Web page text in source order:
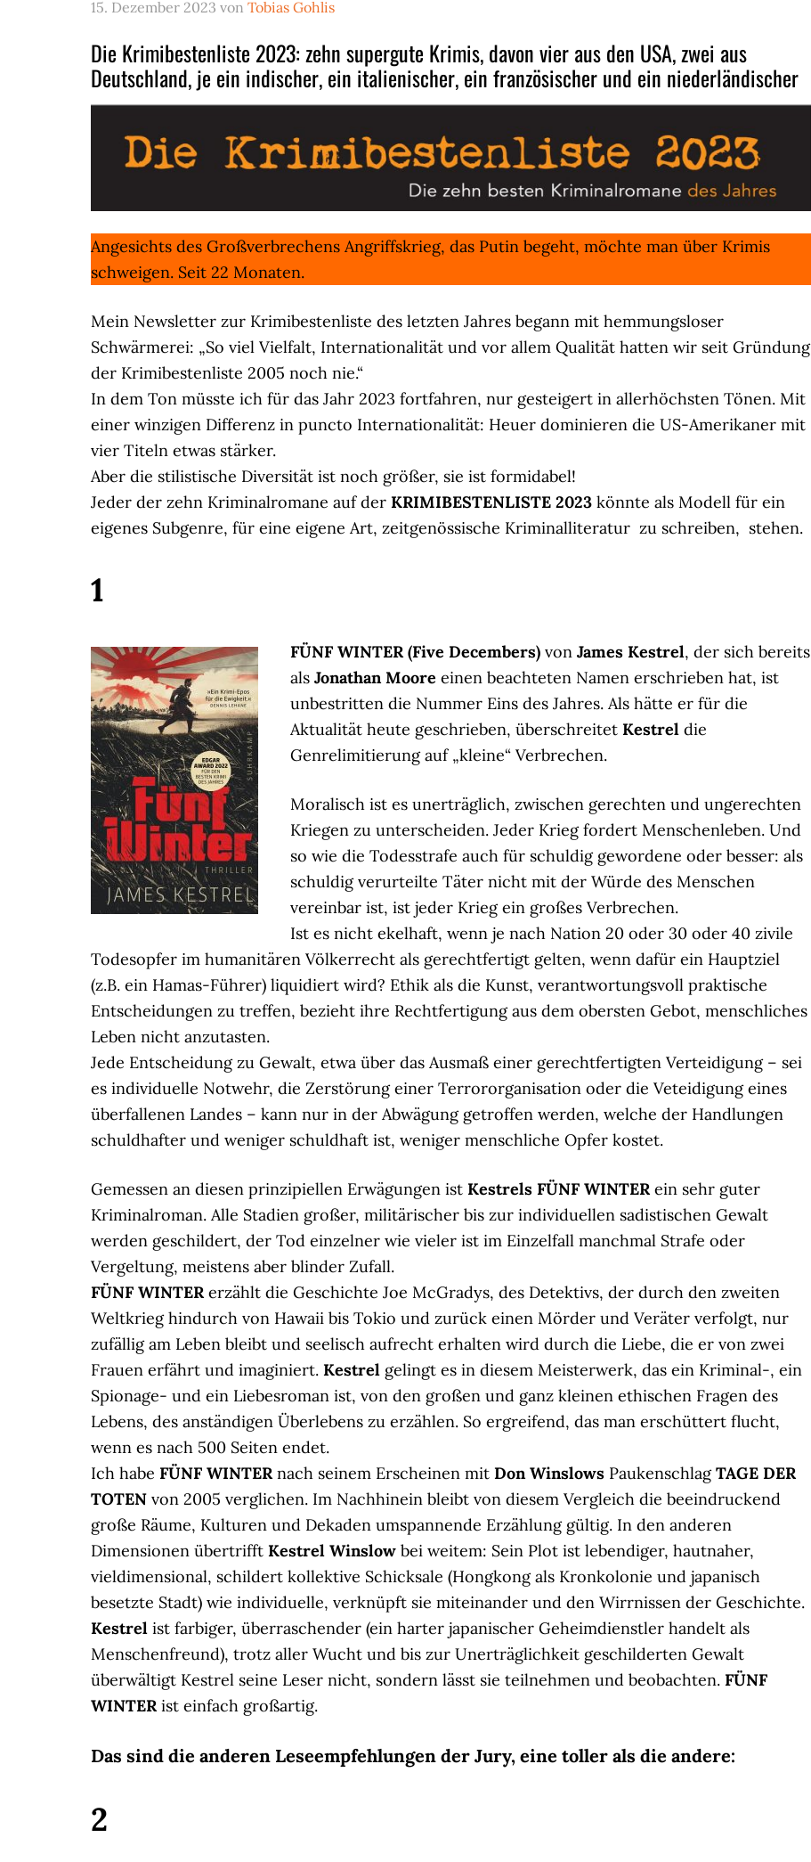
15. Dezember 2023 von Tobias Gohlis
Die Krimibestenliste 2023: zehn supergute Krimis, davon vier aus den USA, zwei aus
Deutschland, je ein indischer, ein italienischer, ein französischer und ein niederländischer
Angesichts des Großverbrechens Angriffskrieg, das Putin begeht, möchte man über Krimis
schweigen. Seit 22 Monaten.
Mein Newsletter zur Krimibestenliste des letzten Jahres begann mit hemmungsloser
Schwärmerei: „So viel Vielfalt, Internationalität und vor allem Qualität hatten wir seit Gründung
der Krimibestenliste 2005 noch nie.“
In dem Ton müsste ich für das Jahr 2023 fortfahren, nur gesteigert in allerhöchsten Tönen. Mit
einer winzigen Differenz in puncto Internationalität: Heuer dominieren die US-Amerikaner mit
vier Titeln etwas stärker.
Aber die stilistische Diversität ist noch größer, sie ist formidabel!
Jeder der zehn Kriminalromane auf der KRIMIBESTENLISTE 2023 könnte als Modell für ein
eigenes Subgenre, für eine eigene Art, zeitgenössische Kriminalliteratur zu schreiben, stehen.
1
FÜNF WINTER (Five Decembers) von James Kestrel, der sich bereits
als Jonathan Moore einen beachteten Namen erschrieben hat, ist
unbestritten die Nummer Eins des Jahres. Als hätte er für die
Aktualität heute geschrieben, überschreitet Kestrel die
Genrelimitierung auf „kleine“ Verbrechen.
Moralisch ist es unerträglich, zwischen gerechten und ungerechten
Kriegen zu unterscheiden. Jeder Krieg fordert Menschenleben. Und
so wie die Todesstrafe auch für schuldig gewordene oder besser: als
schuldig verurteilte Täter nicht mit der Würde des Menschen
vereinbar ist, ist jeder Krieg ein großes Verbrechen.
Ist es nicht ekelhaft, wenn je nach Nation 20 oder 30 oder 40 zivile
Todesopfer im humanitären Völkerrecht als gerechtfertigt gelten, wenn dafür ein Hauptziel
(z.B. ein Hamas-Führer) liquidiert wird? Ethik als die Kunst, verantwortungsvoll praktische
Entscheidungen zu treffen, bezieht ihre Rechtfertigung aus dem obersten Gebot, menschliches
Leben nicht anzutasten.
Jede Entscheidung zu Gewalt, etwa über das Ausmaß einer gerechtfertigten Verteidigung – sei
es individuelle Notwehr, die Zerstörung einer Terrororganisation oder die Veteidigung eines
überfallenen Landes – kann nur in der Abwägung getroffen werden, welche der Handlungen
schuldhafter und weniger schuldhaft ist, weniger menschliche Opfer kostet.
Gemessen an diesen prinzipiellen Erwägungen ist Kestrels FÜNF WINTERein sehr guter
Kriminalroman. Alle Stadien großer, militärischer bis zur individuellen sadistischen Gewalt
werden geschildert, der Tod einzelner wie vieler ist im Einzelfall manchmal Strafe oder
Vergeltung, meistens aber blinder Zufall.
FÜNF WINTERerzählt die Geschichte Joe McGradys, des Detektivs, der durch den zweiten
Weltkrieg hindurch von Hawaii bis Tokio und zurück einen Mörder und Veräter verfolgt, nur
zufällig am Leben bleibt und seelisch aufrecht erhalten wird durch die Liebe, die er von zwei
Frauen erfährt und imaginiert. Kestrel gelingt es in diesem Meisterwerk, das ein Kriminal-, ein
Spionage- und ein Liebesroman ist, von den großen und ganz kleinen ethischen Fragen des
Lebens, des anständigen Überlebens zu erzählen. So ergreifend, das man erschüttert flucht,
wenn es nach 500 Seiten endet.
Ich habe FÜNF WINTERnach seinem Erscheinen mit Don Winslows PaukenschlagTAGE DER
TOTEN von 2005 verglichen. Im Nachhinein bleibt von diesem Vergleich die beeindruckend
große Räume, Kulturen und Dekaden umspannende Erzählung gültig. In den anderen
Dimensionen übertrifft Kestrel Winslow bei weitem: Sein Plot ist lebendiger, hautnaher,
vieldimensional, schildert kollektive Schicksale (Hongkong als Kronkolonie und japanisch
besetzte Stadt) wie individuelle, verknüpft sie miteinander und den Wirrnissen der Geschichte.
Kestrel ist farbiger, überraschender (ein harter japanischer Geheimdienstler handelt als
Menschenfreund), trotz aller Wucht und bis zur Unerträglichkeit geschilderten Gewalt
überwältigt Kestrel seine Leser nicht, sondern lässt sie teilnehmen und beobachten. FÜNF
WINTERist einfach großartig.
Das sind die anderen Leseempfehlungen der Jury, eine toller als die andere:
2